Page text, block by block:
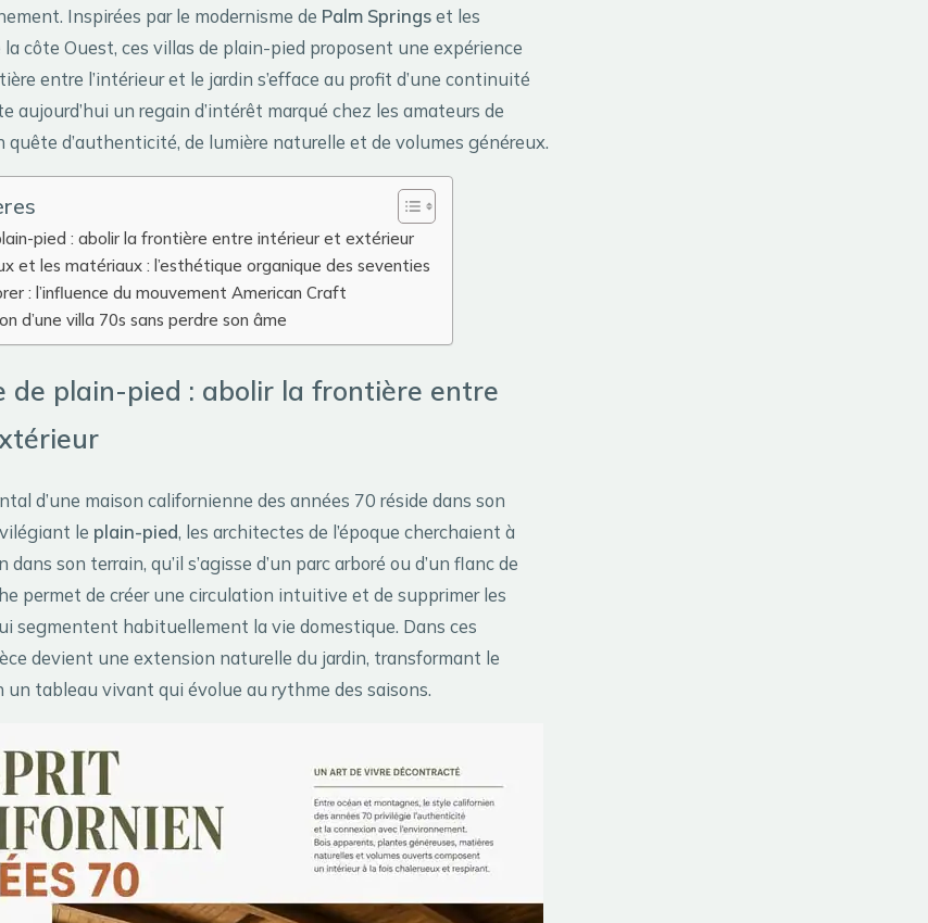
Inspirées par le modernisme de Palm Springset les
côte Ouest, ces villas de plain-pied proposent une expérience
entre l’intérieur et le jardin s’efface au profit d’une continuité
aujourd’hui un regain d’intérêt marqué chez les amateurs de
quête d’authenticité, de lumière naturelle et de volumes généreux.
pied : abolir la frontière entre intérieur et extérieur
et les matériaux : l’esthétique organique des seventies
: l’influence du mouvement American Craft
d’une villa 70s sans perdre son âme
de plain-pied : abolir la frontière entre
d’une maison californienne des années 70 réside dans son
le plain-pied, les architectes de l’époque cherchaient à
son terrain, qu’il s’agisse d’un parc arboré ou d’un flanc de
permet de créer une circulation intuitive et de supprimer les
segmentent habituellement la vie domestique. Dans ces
devient une extension naturelle du jardin, transformant le
un tableau vivant qui évolue au rythme des saisons.